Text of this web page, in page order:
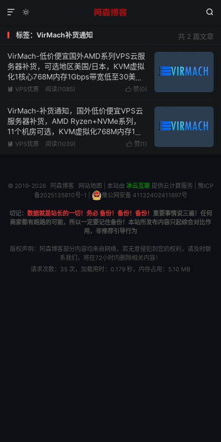
 

共 2 篇文章
标签：VirMach补货通知
VirMach-低价便宜国外AMD系列VPS云服
务器补货，可选地区美国/日本，KVM虚拟
化1核心768M内存1Gbps带宽低至30美
元/2年
 赞(0)
 VPS优惠 阅读(1085)
VirMach-补货通知，国外低价便宜VPS云
服务器补货，AMD Ryzen+NVMe系列，
11个机房可选，KVM虚拟化768M内存1核
心1Gbps带宽2年仅需30美元
 赞(1 )
 VPS优惠 阅读(1039)
© 2019-2026 阿森博客 网站地图 | 本站由 冰云互联提供云计算服务 | 豫ICP
备2025135810号-1
豫公网安备 41132402411697号
切记： 数据就是站长的一切！务必 备份！备份！备份！ 重要事情说三遍！任何
商家都有跑路的可能，所以一定要记住备份！本站所发布内容只起综合对比作
用，非推荐引导行为
版权声明：阿森博客部分内容均来自网络，若无意侵犯到您的权利，请及时联
系我们，将在72小时内删除相关内容！
请求次数：35 次，加载用时：0.179 秒，内存占用：5.10 MB